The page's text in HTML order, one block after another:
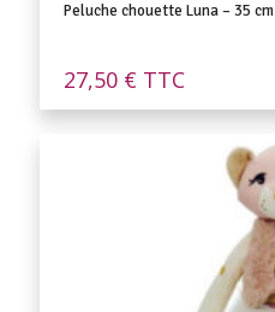
Peluche chouette Luna – 35 cm
27,50 € TTC